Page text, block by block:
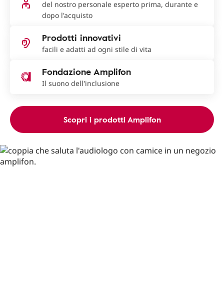
del nostro personale esperto prima, durante e
dopo l'acquisto
Prodotti innovativi
facili e adatti ad ogni stile di vita
Fondazione Amplifon
Il suono dell'inclusione
Scopri i prodotti Amplifon